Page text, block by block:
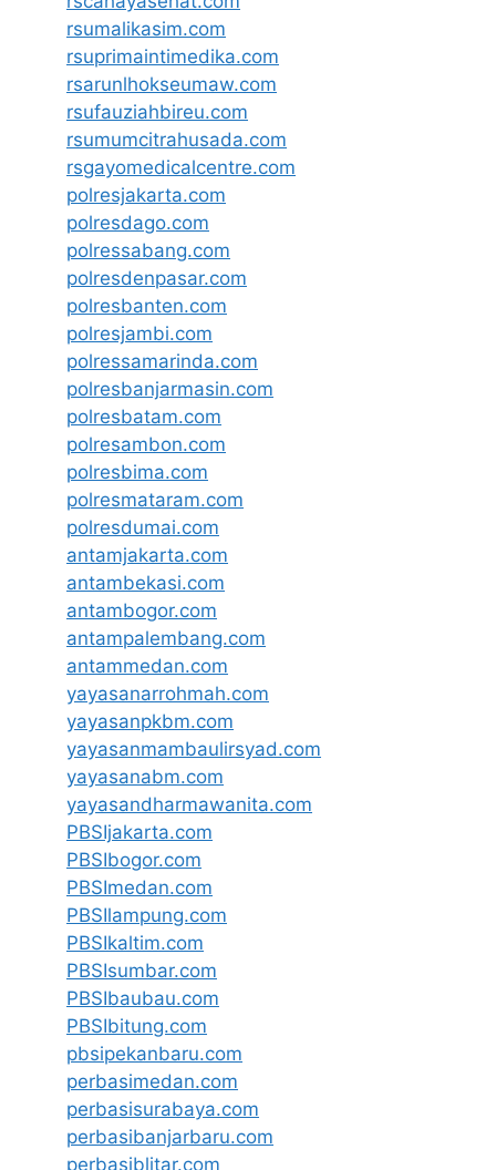
rsumalikasim.com
rsuprimaintimedika.com
rsarunlhokseumaw.com
rsufauziahbireu.com
rsumumcitrahusada.com
rsgayomedicalcentre.com
polresjakarta.com
polresdago.com
polressabang.com
polresdenpasar.com
polresbanten.com
polresjambi.com
polressamarinda.com
polresbanjarmasin.com
polresbatam.com
polresambon.com
polresbima.com
polresmataram.com
polresdumai.com
antamjakarta.com
antambekasi.com
antambogor.com
antampalembang.com
antammedan.com
yayasanarrohmah.com
yayasanpkbm.com
yayasanmambaulirsyad.com
yayasanabm.com
yayasandharmawanita.com
PBSIjakarta.com
PBSIbogor.com
PBSImedan.com
PBSIlampung.com
PBSIkaltim.com
PBSIsumbar.com
PBSIbaubau.com
PBSIbitung.com
pbsipekanbaru.com
perbasimedan.com
perbasisurabaya.com
perbasibanjarbaru.com
perbasiblitar.com